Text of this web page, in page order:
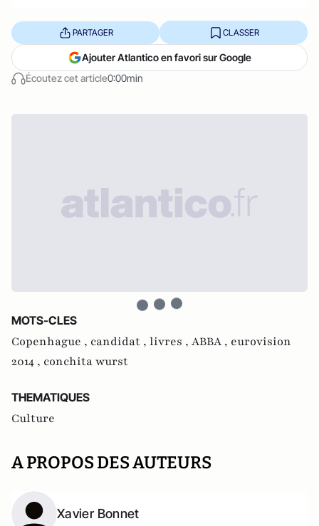
Écoutez cet article0:00min
PARTAGER CLASSER
Ajouter Atlantico en favori sur Google
MOTS-CLES
Copenhague , candidat , livres , ABBA , eurovision
2014 , conchita wurst
THEMATIQUES
Culture
A PROPOS DES AUTEURS
Xavier Bonnet